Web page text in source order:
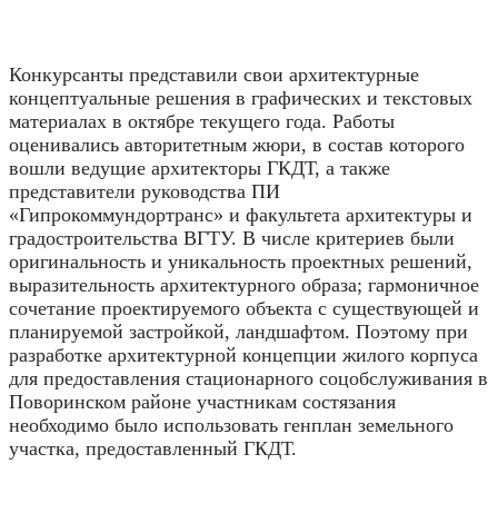
Конкурсанты представили свои архитектурные
концептуальные решения в графических и текстовых
материалах в октябре текущего года. Работы
оценивались авторитетным жюри, в состав которого
вошли ведущие архитекторы ГКДТ, а также
представители руководства ПИ
«Гипрокоммундортранс» и факультета архитектуры и
градостроительства ВГТУ. В числе критериев были
оригинальность и уникальность проектных решений,
выразительность архитектурного образа; гармоничное
сочетание проектируемого объекта с существующей и
планируемой застройкой, ландшафтом. Поэтому при
разработке архитектурной концепции жилого корпуса
для предоставления стационарного соцобслуживания в
Поворинском районе участникам состязания
необходимо было использовать генплан земельного
участка, предоставленный ГКДТ.